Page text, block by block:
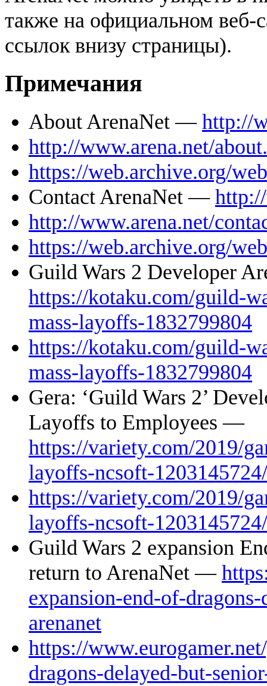
также на официальном веб-
ссылок внизу страницы).
Примечания
About ArenaNet — http://
http://www.arena.net/
https://web.archive.org/
Contact ArenaNet —
http://www.arena.net/
https://web.archive.org/
Guild Wars 2 Developer
https://kotaku.com/guild-
mass-layoffs-1832799804
https://kotaku.com/guild-
mass-layoffs-1832799804
Gera: ‘Guild Wars 2’
Layoffs to Employees —
https://variety.com/2019/
layoffs-ncsoft-1203145724/
https://variety.com/2019/
layoffs-ncsoft-1203145724/
Guild Wars 2 expansion
return to ArenaNet —
expansion-end-of-
arenanet
https://
dragons-delayed-but-